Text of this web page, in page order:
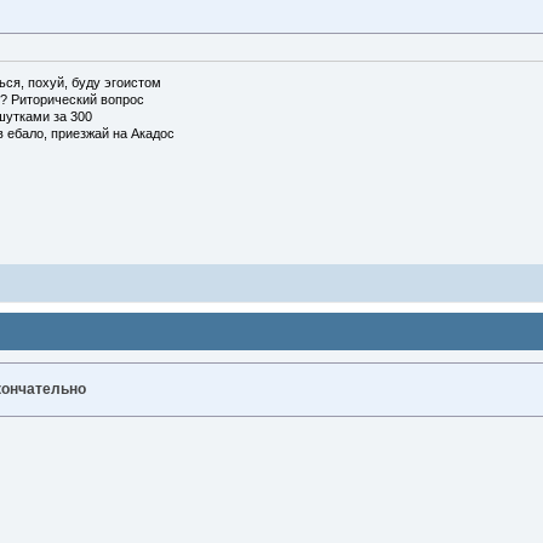
похуй, буду эгоистом
Риторический вопрос
за 300
приезжай на Акадос